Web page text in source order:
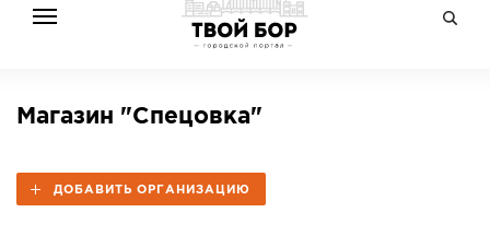
НОВОСТИ
ОБЪЯВЛЕНИЯ
Магазин "Спецовка"
ДОБАВИТЬ ОРГАНИЗАЦИЮ